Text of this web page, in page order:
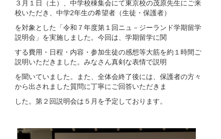
３月１日（土）、中学校棟集会にて東京校の茂原先生にご来
校いただき、中学2年生の希望者（生徒・保護者）
を対象とした「令和７年度第１回ニュ－ジーランド学期留学
説明会」を実施しました。今回は、学期留学に関
する費用・日程・内容・参加生徒の感想等大筋を約１時間ご
説明いただきました。みなさん真剣な表情で説明
を聞いていました。また、全体会終了後には、保護者の方々
から出されました質問に丁寧にご回答いただきま
した。第２回説明会は５月を予定しております。